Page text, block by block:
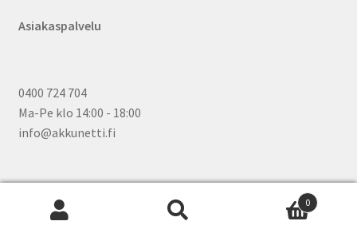
Asiakaspalvelu
0400 724 704
Ma-Pe klo 14:00 - 18:00
info@akkunetti.fi
0